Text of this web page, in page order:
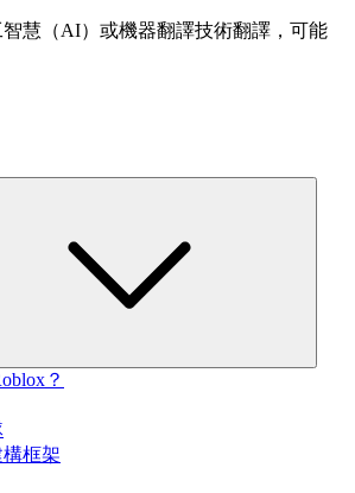
慧（AI）或機器翻譯技術翻譯，可能
？
框架